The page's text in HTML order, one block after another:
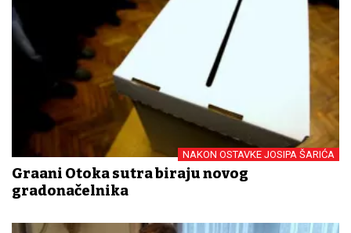
NAKON OSTAVKE JOSIPA ŠARIĆA
Građani Otoka sutra biraju novog
gradonačelnika